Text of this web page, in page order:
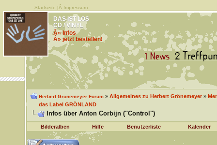
Startseite |Â Impressum
DAS IST LOS
CD / VINYL
Â» Infos
Â» jetzt bestellen!
Herbert Grönemeyer Forum» Allgemeines zu Herbert Grönemeyer»
das Label GRÖNLAND
Infos über Anton Corbijn ("Control")
Bilderalben Hilfe Benutzerliste Kalender